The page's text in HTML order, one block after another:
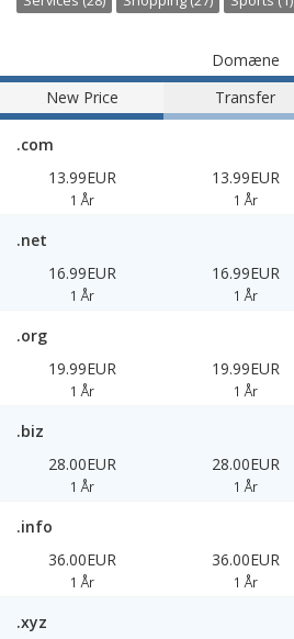
Domæne
New Price
Transfer
.com
13.99EUR
1 År
13.99EUR
1 År
.net
16.99EUR
1 År
16.99EUR
1 År
.org
19.99EUR
1 År
19.99EUR
1 År
.biz
28.00EUR
1 År
28.00EUR
1 År
.info
36.00EUR
1 År
36.00EUR
1 År
.xyz